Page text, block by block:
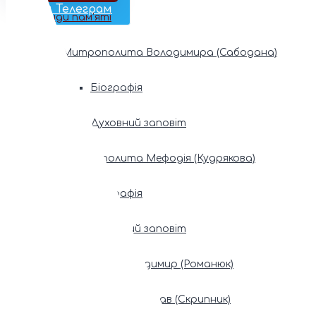
Наш Телеграм
Фонди пам’яті
Митрополита Володимира (Сабодана)
Біографія
Духовний заповіт
Митрополита Мефодія (Кудрякова)
Біографія
Духовний заповіт
Патріарх Володимир (Романюк)
Патріарх Мстислав (Скрипник)